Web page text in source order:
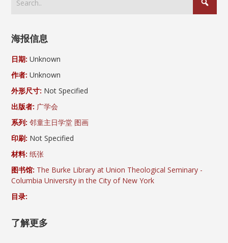
海报信息
日期: Unknown
作者: Unknown
外形尺寸: Not Specified
出版者: 广学会
系列: 邻童主日学堂 图画
印刷: Not Specified
材料: 纸张
图书馆: The Burke Library at Union Theological Seminary -
Columbia University in the City of New York
目录:
了解更多